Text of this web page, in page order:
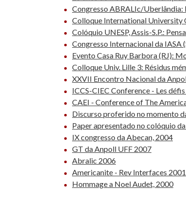
Congresso ABRALIc/Uberlândia:
Colloque International University
Colóquio UNESP, Assis-S.P.:
Congresso Internacional da IASA
Evento Casa Ruy Barbora (RJ):
Colloque Univ. Lille 3: Résidus
XXVII Encontro Nacional da
ICCS-CIEC Conference - Les
CAEI - Conference of The
Discurso proferido no momento
Paper apresentado no colóquio
IX congresso da Abecan, 2004
GT da Anpoll UFF 2007
Abralic 2006
Americanite - Rev Interfaces 2001
Hommage a Noel Audet, 2000